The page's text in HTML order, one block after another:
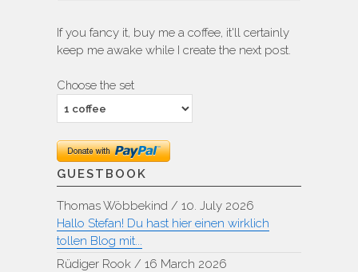
If you fancy it, buy me a coffee, it'll certainly
keep me awake while I create the next post.
Choose the set
GUESTBOOK
Thomas Wöbbekind / 10. July 2026
Hallo Stefan! Du hast hier einen wirklich
tollen Blog mit...
Rüdiger Rook / 16 March 2026